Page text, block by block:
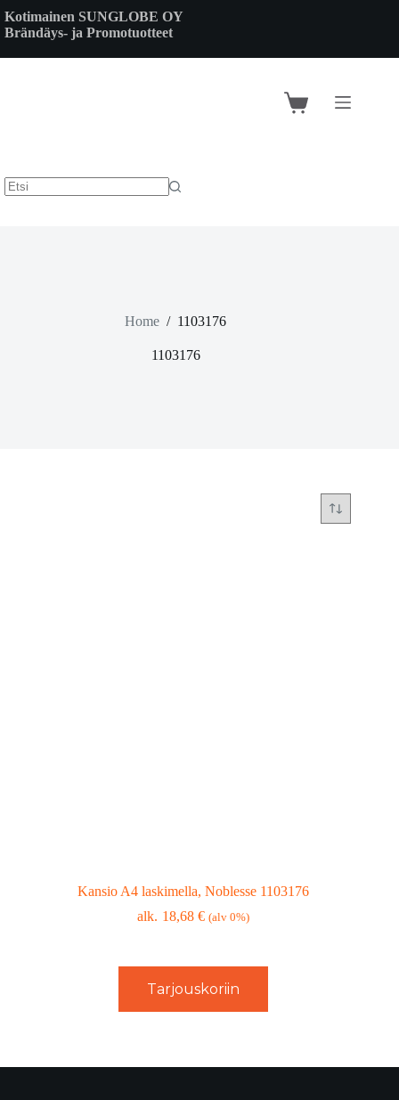
to
content
Kotimainen SUNGLOBE OY
Brändäys- ja Promotuotteet
Shopping
Home / 1103176
1103176
Kansio A4 laskimella, Noblesse 1103176
18,68€ (alv 0%)
Tarjouskoriin